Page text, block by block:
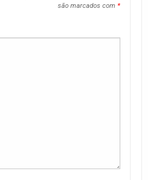
são marcados com *